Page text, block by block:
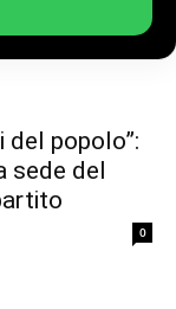
del popolo”:
sede del
0